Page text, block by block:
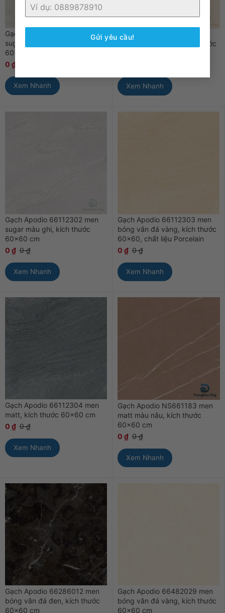
Gửi yêu cầu!
Gạch Apodio 66122305 men
sugar màu kem, kích thước
60×60 cm
0 ₫
Xem Nhanh
Gạch Apodio 66112301 men
bóng vân đá vàng, kích thước
Xem Nhanh
Gạch Apodio 66112302 men
sugar màu ghi, kích thước
60×60 cm
0 ₫ 0₫
Xem Nhanh
Gạch Apodio 66112303 men
bóng vân đá vàng, kích thước
60×60, chất liệu Porcelain
0 ₫ 0₫
Xem Nhanh
Gạch Apodio 66112304 men
matt, kích thước 60×60 cm
0 ₫ 0₫
Xem Nhanh
Gạch Apodio NS661183 men
matt màu nâu, kích thước
60×60 cm
0 ₫ 0₫
Xem Nhanh
Gạch Apodio 66286012 men
bóng vân đá đen, kích thước
60×60 cm
Gạch Apodio 66482029 men
bóng vân đá vàng, kích thước
60×60 cm